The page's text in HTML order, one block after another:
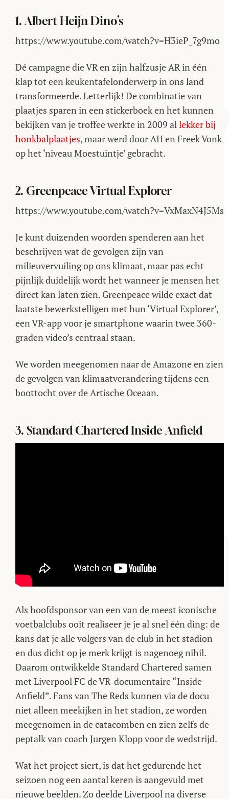
1. Albert Heijn Dino’s
https://www.youtube.com/watch?v=H3ieP_7g9mo
Dé campagne die VR en zijn halfzusje AR in één
klap tot een keukentafelonderwerp in ons land
transformeerde. Letterlijk! De combinatie van
plaatjes sparen in een stickerboek en het kunnen
bekijken van je troffee werkte in 2009 allekker bij
honkbalplaatjes, maar werd door AH en Freek Vonk
op het ‘niveau Moestuintje’ gebracht.
2. Greenpeace Virtual Explorer
https://www.youtube.com/watch?v=VxMaxN4J5Ms
Je kunt duizenden woorden spenderen aan het
beschrijven wat de gevolgen zijn van
milieuvervuiling op ons klimaat, maar pas echt
pijnlijk duidelijk wordt het wanneer je mensen het
direct kan laten zien. Greenpeace wilde exact dat
laatste bewerkstelligen met hun ‘Virtual Explorer’,
een VR-app voor je smartphone waarin twee 360-
graden video’s centraal staan.
We worden meegenomen naar de Amazone en zien
de gevolgen van klimaatverandering tijdens een
boottocht over de Artische Oceaan.
3. Standard Chartered Inside Anfield
Als hoofdsponsor van een van de meest iconische
voetbalclubs ooit realiseer je je al snel één ding: de
kans dat je alle volgers van de club in het stadion
en dus dicht op je merk krijgt is nagenoeg nihil.
Daarom ontwikkelde Standard Chartered samen
met Liverpool FC de VR-documentaire “Inside
Anfield”. Fans van The Reds kunnen via de docu
niet alleen meekijken in het stadion, ze worden
meegenomen in de catacomben en zien zelfs de
peptalk van coach Jurgen Klopp voor de wedstrijd.
Wat het project siert, is dat het gedurende het
seizoen nog een aantal keren is aangevuld met
nieuwe beelden. Zo deelde Liverpool na diverse